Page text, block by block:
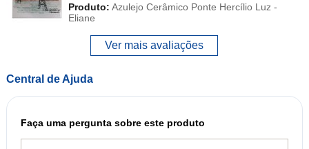
Produto: Azulejo Cerâmico Ponte Hercílio Luz -
Eliane
Ver mais avaliações
Central de Ajuda
Faça uma pergunta sobre este produto